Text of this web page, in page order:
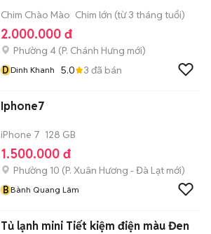
Chim Chào Mào Chim lớn (từ 3 tháng tuổi)
2.000.000 đ
Phường 4 (P. Chánh Hưng mới)
DDinh Khanh 5.0 3 đã bán
Iphone7
iPhone 7 128 GB
1.500.000 đ
Phường 10 (P. Xuân Hương - Đà Lạt mới)
BBành Quang Lâm
Tủ lạnh mini Tiết kiệm điện màu Đen